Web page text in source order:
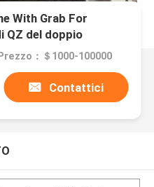
With Grab For
QZ del doppio
Prezzo：＄1000-100000
Contattici